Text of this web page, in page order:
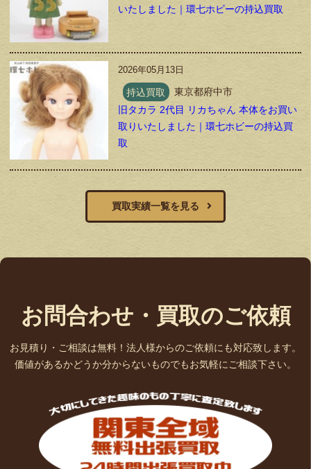
いたしました｜環七ホビーの持込買取
2026年05月13日
持込買取
東京都府中市
旧タカラ 2代目 リカちゃん 本体をお買い
取りいたしました｜環七ホビーの持込買
取
買取実績一覧を見る
お問合わせ・買取のご依頼
お見積り・ご相談は無料！法人様からのご依頼にも対応致します。
価値があるかどうか分からないものでもお気軽にご相談下さい。